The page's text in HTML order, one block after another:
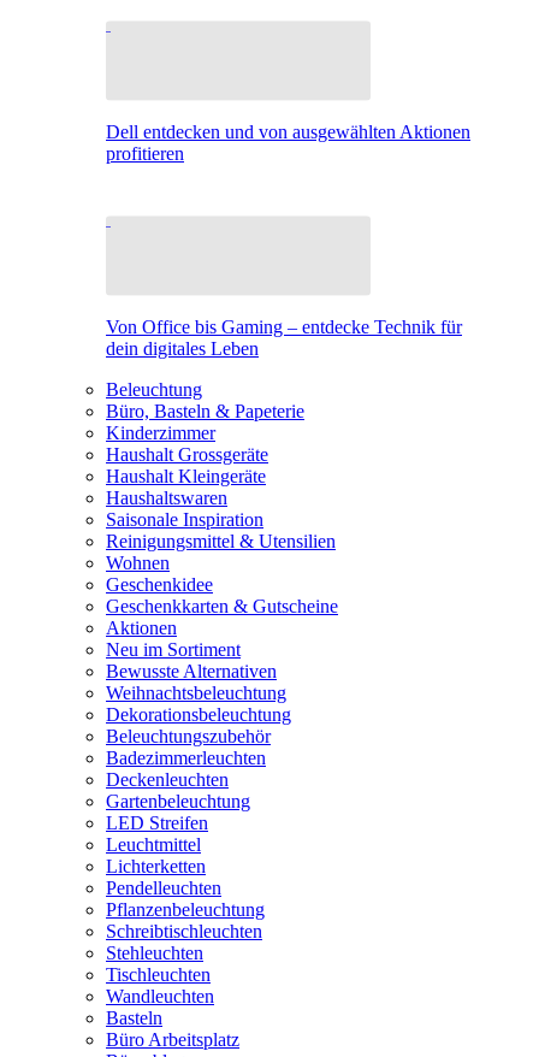
Dell entdecken und von ausgewählten Aktionen
profitieren
Von Office bis Gaming – entdecke Technik für
dein digitales Leben
Beleuchtung
Büro, Basteln & Papeterie
Kinderzimmer
Haushalt Grossgeräte
Haushalt Kleingeräte
Haushaltswaren
Saisonale Inspiration
Reinigungsmittel & Utensilien
Wohnen
Geschenkidee
Geschenkkarten & Gutscheine
Aktionen
Neu im Sortiment
Bewusste Alternativen
Weihnachtsbeleuchtung
Dekorationsbeleuchtung
Beleuchtungszubehör
Badezimmerleuchten
Deckenleuchten
Gartenbeleuchtung
LED Streifen
Leuchtmittel
Lichterketten
Pendelleuchten
Pflanzenbeleuchtung
Schreibtischleuchten
Stehleuchten
Tischleuchten
Wandleuchten
Basteln
Büro Arbeitsplatz